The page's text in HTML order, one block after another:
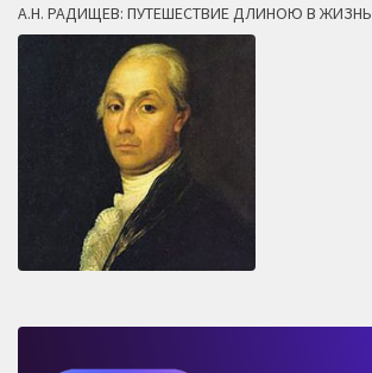
А.Н. РАДИЩЕВ: ПУТЕШЕСТВИЕ ДЛИНОЮ В ЖИЗНЬ